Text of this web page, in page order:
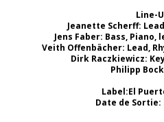
Line-
Jeanette Scherff:
Jens Faber: Bass, Piano,
Veith Offenbächer: Lead,
Dirk Raczkiewicz:
Philipp
Label:El
Date de Sortie: